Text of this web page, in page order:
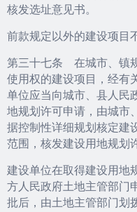
核发选址意见书。
前款规定以外的建设项目
第三十七条 在城市、镇
使用权的建设项目，经有
单位应当向城市、县人民
地规划许可申请，由城市
据控制性详细规划核定建
范围，核发建设用地规划
建设单位在取得建设用地
方人民政府土地主管部门
批后，由土地主管部门划